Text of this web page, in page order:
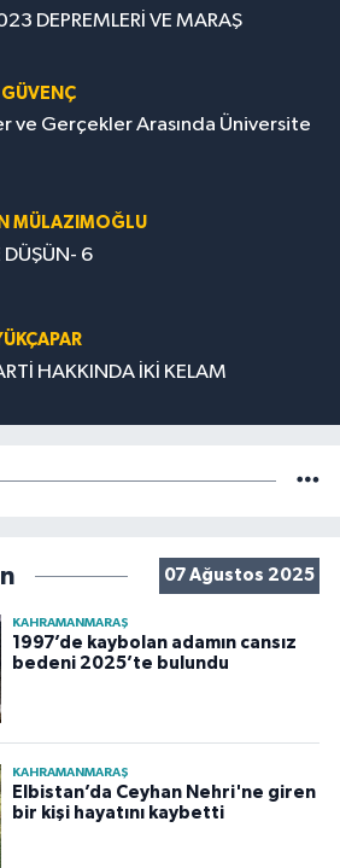
DEPREMLERİ VE MARAŞ
ve Gerçekler Arasında Üniversite
MÜLAZIMOĞLU
DÜŞÜN- 6
HAKKINDA İKİ KELAM
07 Ağustos 2025
KAHRAMANMARAŞ
1997’de kaybolan adamın cansız
bedeni 2025’te bulundu
KAHRAMANMARAŞ
Elbistan’da Ceyhan Nehri'ne giren
bir kişi hayatını kaybetti